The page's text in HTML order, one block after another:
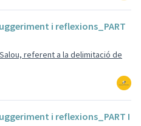
i reflexions_PART
referent a la delimitació de
i reflexions_PART I